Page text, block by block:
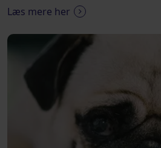
Læs mere her